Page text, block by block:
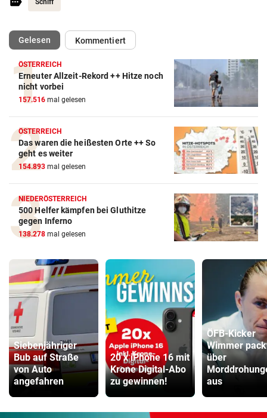
Gelesen(ausgewählt)Kommentiert
ÖSTERREICH
Erneuter Allzeit-Rekord ++ Hitze noch
nicht vorbei
157.516 mal gelesen
ÖSTERREICH
Das waren die heißesten Orte ++ So
geht es weiter
154.893 mal gelesen
NIEDERÖSTERREICH
500 Helfer kämpfen bei Gluthitze
gegen Inferno
138.278 mal gelesen
Siebenjähriger
Bub auf Straße
von Auto
angefahren
20 x iPhone 16 mit
Krone Digital-Abo
zu gewinnen!
ÖFB-Kicker
Wimmer
über
aus